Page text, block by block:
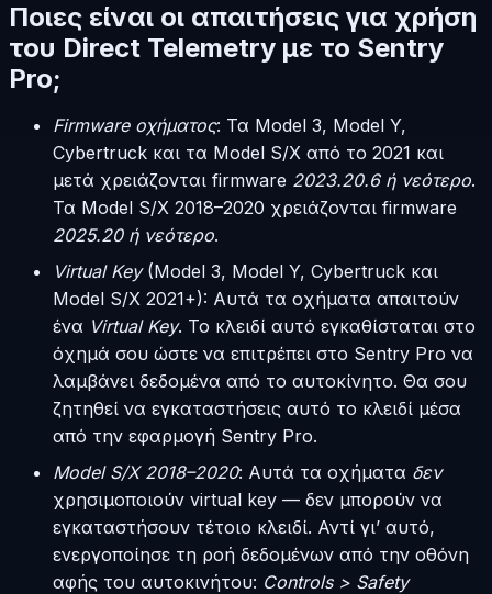
Ποιες είναι οι απαιτήσεις για χρήση
του Direct Telemetry με το Sentry
Pro;
Firmware οχήματος: Τα Model 3, Model Y,
Cybertruck και τα Model S/X από το 2021 και
μετά χρειάζονται firmware 2023.20.6 ή νεότερο.
Τα Model S/X 2018–2020 χρειάζονται firmware
2025.20 ή νεότερο.
Virtual Key(Model 3, Model Y, Cybertruck και
Model S/X 2021+): Αυτά τα οχήματα απαιτούν
ένα Virtual Key. Το κλειδί αυτό εγκαθίσταται στο
όχημά σου ώστε να επιτρέπει στο Sentry Pro να
λαμβάνει δεδομένα από το αυτοκίνητο. Θα σου
ζητηθεί να εγκαταστήσεις αυτό το κλειδί μέσα
από την εφαρμογή Sentry Pro.
Model S/X 2018–2020: Αυτά τα οχήματα δεν
χρησιμοποιούν virtual key — δεν μπορούν να
εγκαταστήσουν τέτοιο κλειδί. Αντί γι’ αυτό,
ενεργοποίησε τη ροή δεδομένων από την οθόνη
αφής του αυτοκινήτου: Controls > Safety